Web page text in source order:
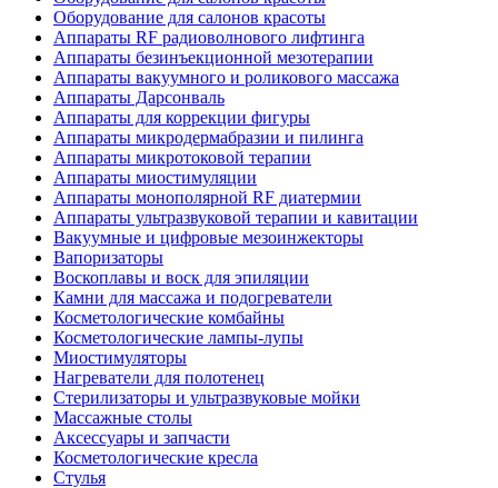
Оборудование для салонов красоты
Аппараты RF радиоволнового лифтинга
Аппараты безинъекционной мезотерапии
Аппараты вакуумного и роликового массажа
Аппараты Дарсонваль
Аппараты для коррекции фигуры
Аппараты микродермабразии и пилинга
Аппараты микротоковой терапии
Аппараты миостимуляции
Аппараты монополярной RF диатермии
Аппараты ультразвуковой терапии и кавитации
Вакуумные и цифровые мезоинжекторы
Вапоризаторы
Воскоплавы и воск для эпиляции
Камни для массажа и подогреватели
Косметологические комбайны
Косметологические лампы-лупы
Миостимуляторы
Нагреватели для полотенец
Стерилизаторы и ультразвуковые мойки
Массажные столы
Аксессуары и запчасти
Косметологические кресла
Стулья